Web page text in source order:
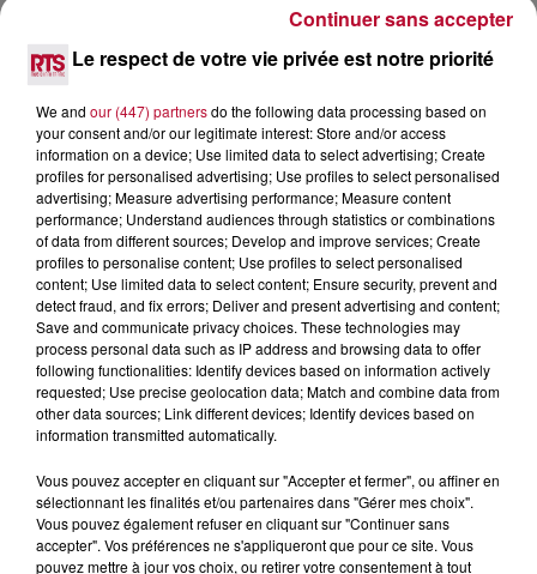
8 août 2026
OCCITANIE : CET ÉTÉ, LA CRÉATION S'EXPOSE
DANS LES ATELIERS D'ARTISANS
Marre des plages bondées et des visites au pas de charge
? La Chambre de Métiers et de l’Artisanat Occitanie
propose une alternative bien plus vivante :...
Le respect de votre vie privée est notre priorité
We and our (447) partnersdo the following data processing based on
your consent and/or our legitimate interest: Store and/or access
information on a device; Use limited data to select advertising; Create
profiles for personalised advertising; Use profiles to select personalised
advertising; Measure advertising performance; Measure content
performance; Understand audiences through statistics or combinations
of data from different sources; Develop and improve services; Create
profiles to personalise content; Use profiles to select personalised
content; Use limited data to select content; Ensure security, prevent and
detect fraud, and fix errors; Deliver and present advertising and content;
Save and communicate privacy choices. These technologies may
process personal data such as IP address and browsing data to offer
following functionalities: Identify devices based on information actively
requested; Use precise geolocation data; Match and combine data from
other data sources; Link different devices; Identify devices based on
information transmitted automatically.
Vous pouvez accepter en cliquant sur "Accepter et fermer", ou affiner en
sélectionnant les finalités et/ou partenaires dans "Gérer mes choix".
Vous pouvez également refuser en cliquant sur "Continuer sans
accepter". Vos préférences ne s'appliqueront que pour ce site. Vous
pouvez mettre à jour vos choix, ou retirer votre consentement à tout
Continuer sans accepter